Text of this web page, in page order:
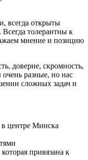
всегда открыты
толерантны к
мнение и позицию
доверие, скромность,
очень разные, но нас
сложных задач и
центре Минска
привязана к